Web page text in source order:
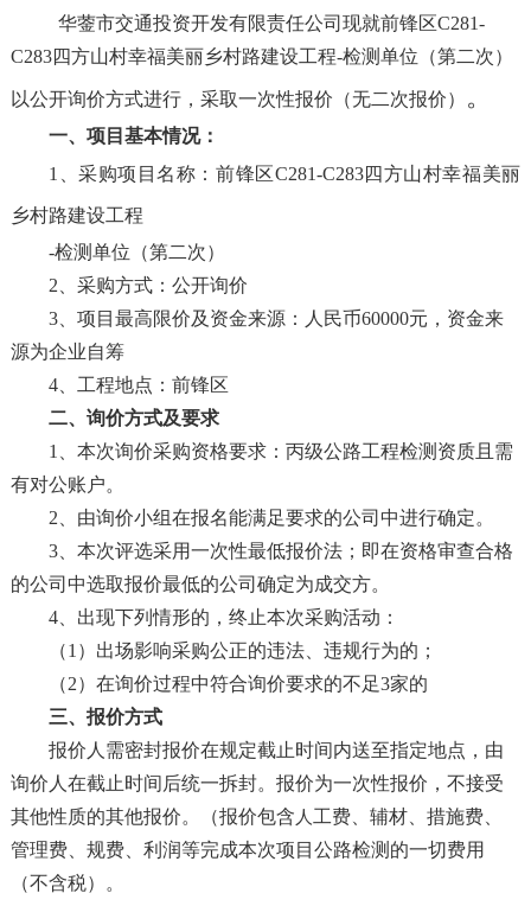
华蓥市交通投资开发有限责任公司现就前锋区C281-
C283四方山村幸福美丽乡村路建设工程-检测单位（第二次）
以公开询价方式进行，采取一次性报价（无二次报价） 。
一、项目基本情况：
1、采购项目名称： 前锋区C281-C283四方山村幸福美丽
乡村路建设工程
-检测单位（第二次）
2、采购方式：公开询价
3、项目最高限价及资金来源：人民币60000元，资金来
源为企业自筹
4、工程地点：前锋区
二、询价方式及要求
1、本次询价采购资格要求：丙级公路工程检测资质且需
有对公账户。
2、由询价小组在报名能满足要求的公司中进行确定。
3、本次评选采用一次性最低报价法；即在资格审查合格
的公司中选取报价最低的公司确定为成交方。
4、出现下列情形的，终止本次采购活动：
（1）出场影响采购公正的违法、违规行为的；
（2）在询价过程中符合询价要求的不足3家的
三、报价方式
报价人需密封报价在规定截止时间内送至指定地点，由
询价人在截止时间后统一拆封。报价为一次性报价，不接受
其他性质的其他报价。（报价包含 人 工费、辅材、措施费、
管理费、规费、利润等完成本次项目公路检测的一切费用
（不含税）。